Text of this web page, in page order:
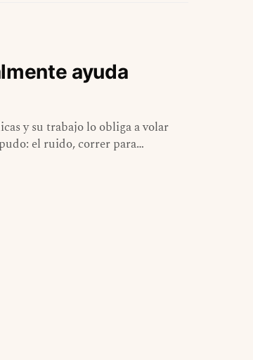
ayuda
y su trabajo lo obliga a volar
el ruido, correr para…